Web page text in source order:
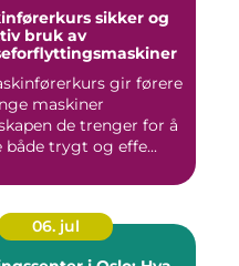
sikker og
bruk av
gir førere
maskiner
de trenger for å
både trygt og effe...
06. jul